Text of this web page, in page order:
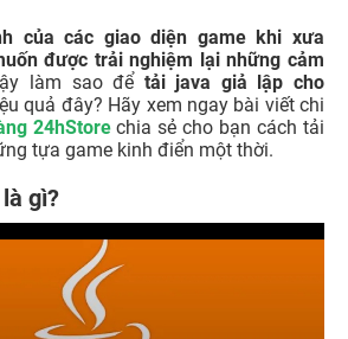
của các giao diện game khi xưa
được trải nghiệm lại những cảm
làm sao để tải java giả lập cho
quả đây? Hãy xem ngay bài viết chi
24hStorechia sẻ cho bạn cách tải
tựa game kinh điển một thời.
gì?